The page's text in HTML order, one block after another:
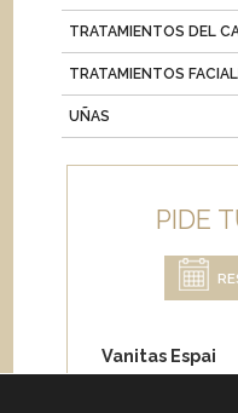
TRATAMIENTOS DEL
TRATAMIENTOS
UÑAS
PIDE
Vanitas Espai
Carrer de Paris